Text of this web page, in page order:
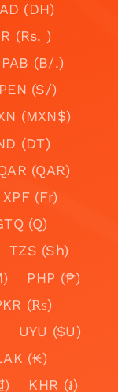
(DH)
(Rs. )
PAB (B/.)
PEN (S/)
(MXN$)
(DT)
(QAR)
XPF (Fr)
(Q)
TZS (Sh)
PHP (₱)
(₨)
UYU ($U)
(₭)
KHR (៛)